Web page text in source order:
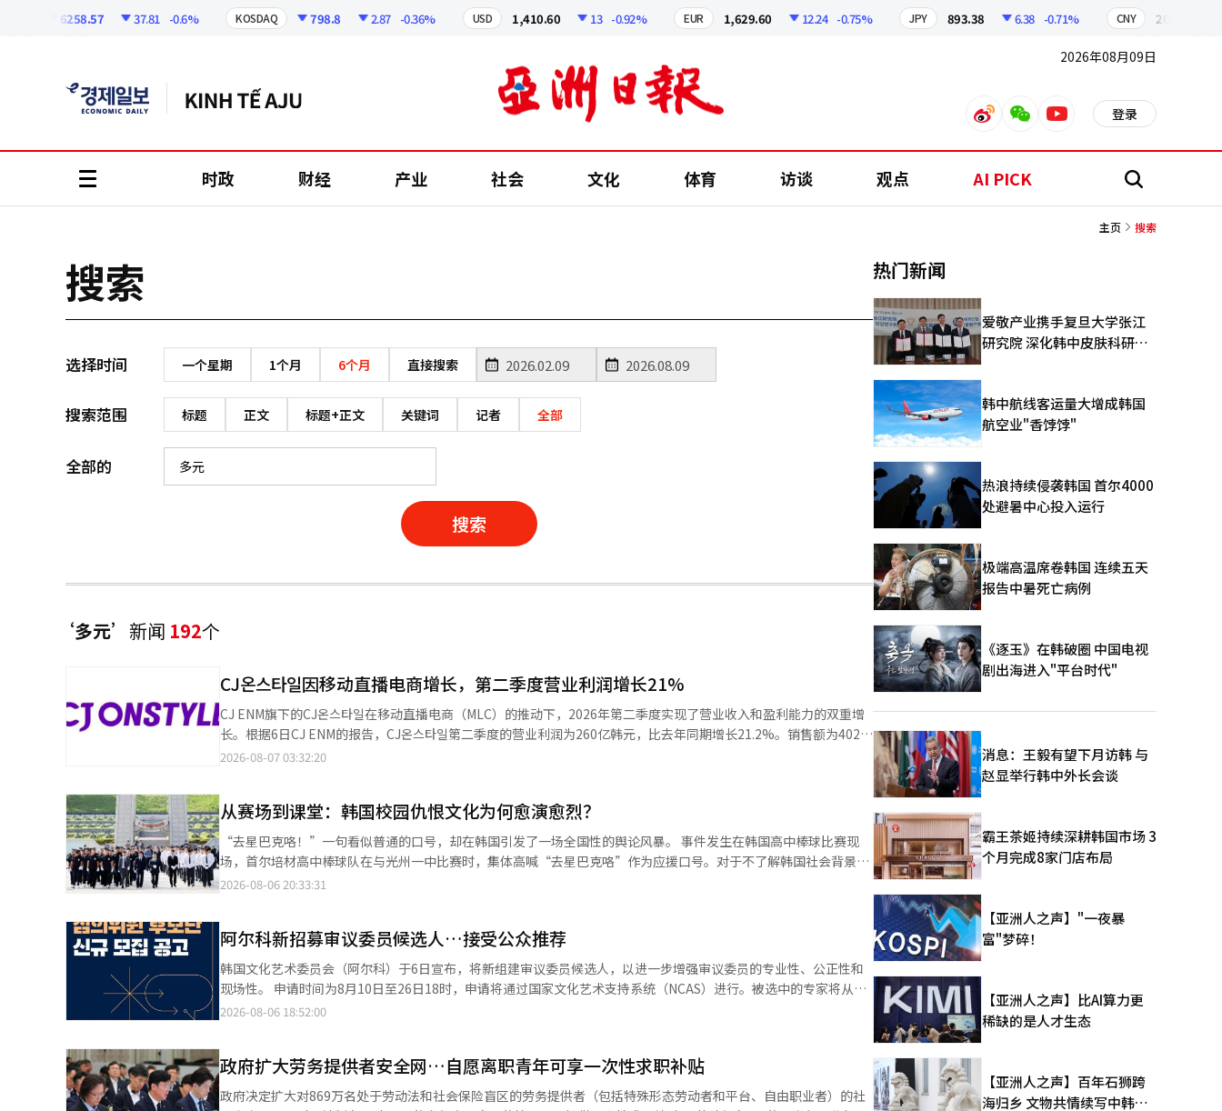
6258.57 37.81 -0.6% KOSDAQ 798.8 2.87 -0.36% USD 1,410.60 13 -0.92% EUR 1,629.60 12.24 -0.75% JPY 893.38 6.38 -0.71% CNY 209.17
2026年08月09日
weiboweixinyoutube 登录
时政 财经 产业 社会 文化 体育 访谈 观点 AI PICK 搜
主页 搜索
搜索
选择时间 一个星期 1个月 6个月 直接搜索
搜索范围 标题 正文 标题+正文 关键词 记者 全部
全部的
搜索
‘多元’ 新闻 192个
CJ온스타일因移动直播电商增长，第二季度营业利润增长21%
CJ ENM旗下的CJ온스타일在移动直播电商（MLC）的推动下，2026年第二季度实现了营业收入和盈利能力的双重增
长。根据6日CJ ENM的报告，CJ온스타일第二季度的营业利润为260亿韩元，比去年同期增长21.2%。销售额为4028
亿韩元，增长4.4%。业绩的改善主要得益于MLC。第二季度MLC的交易额达到1848亿韩元，同比激增161.3%。同
及电影《穿普拉达的女王2》、《月球漫步》、《小黄人》等拥有粉丝基础的知识产权（IP）融入电商内容也取得了
良好效果。公司表示，外部平台接触到内容的客户转移到CJ온스타일应用进行商品购买，形成了良性循环，从而同时
改善了客户基础和购买转化率。从商品类别来看，优质旅行和儿童商品推动了销售增长。同时，健康功能食品和优质
美容商品的布局扩大，强化了以盈利为中心的商品运营，这也被认为是营业利润增长的原因之一。CJ ENM相关人士
表示：“下半年我们将继续扩大平台客户基础，通过内容和音乐IP的业务多元化以及全球分销的扩大，保持盈利改善
2026-08-07 03:32:20
从赛场到课堂：韩国校园仇恨文化为何愈演愈烈？
“去星巴克咯！”一句看似普通的口号，却在韩国引发了一场全国性的舆论风暴。 事件发生在韩国高中棒球比赛现
场，首尔培材高中棒球队在与光州一中比赛时，集体高喊“去星巴克咯”作为应援口号。对于不了解韩国社会背景的
人来说，或许很难理解这句话为何会引发争议。 这一事件之所以点爆舆论，与韩国星巴克的一场营销争议密切相关。
社会争议至今尚未平息。 在这一背景下，培材高中棒球队将“去星巴克咯”作为比赛应援口号，被不少韩国媒体和教
育界人士认为已经超出了普通玩笑的范畴，赤裸裸地揭开了长期积累的校园“仇恨文化”。 近年来，“鳐鱼（홍
어）”“左派（좌빨）”“支那（짱깨）”等带有地域歧视、政治攻击、性别偏见乃至种族歧视色彩的网络词汇，正
越来越频繁地出现在韩国中小学课堂。 这些词语大多起源于韩国部分极右翼网络社区，具有鲜明的政治和社会语境。
但在校园中，它们却逐渐脱离原有背景，被不少学生当作网络流行语、同学之间的玩笑甚至日常口头禅使用。 以“鳐
原本是韩国全罗道地区具有代表性的传统食品，但自2000年代后期开始，在韩国极右翼网络社区“日刊Best收藏
所”（ILBE）中，“鳐鱼”逐渐演变成针对全罗道居民的侮辱性称呼，借用发酵鳐鱼气味浓烈的特点进行地域羞辱。
韩国法院过去也曾多次认定，在特定语境下使用“鳐鱼”属于侮辱性表达。 值得警惕的是，当这些原本具有强烈攻击
2026-08-06 20:33:31
阿尔科新招募审议委员候选人…接受公众推荐
韩国文化艺术委员会（阿尔科）于6日宣布，将新组建审议委员候选人，以进一步增强审议委员的专业性、公正性和
现场性。 申请时间为8月10日至26日18时，申请将通过国家文化艺术支持系统（NCAS）进行。被选中的专家将从
2027年支持项目征集开始，在未来三年内担任阿尔科项目的审议、评估和咨询委员会成员。 此次招募为扩大现场专
内的多样活动累计达到10年以上，也可申请。如果在最近五年内有卓越的现场性和专业性表现，也将被视为具备同等
资格。 同时，公众推荐制度允许任何人在8月21日前进行推荐。被推荐的专家需在8月26日前在国家文化艺术支持系
2026-08-06 18:52:00
政府扩大劳务提供者安全网…自愿离职青年可享一次性求职补贴
政府决定扩大对869万名处于劳动法和社会保险盲区的劳务提供者（包括特殊形态劳动者和平台、自由职业者）的社
热门新闻
爱敬产业携手复旦大学张江
研究院 深化韩中皮肤科研合
韩中航线客运量大增成韩国
航空业"香饽饽"
热浪持续侵袭韩国 首尔4000
处避暑中心投入运行
极端高温席卷韩国 连续五天
报告中暑死亡病例
《逐玉》在韩破圈 中国电视
剧出海进入"平台时代"
消息：王毅有望下月访韩 与
赵显举行韩中外长会谈
霸王茶姬持续深耕韩国市场 3
个月完成8家门店布局
【亚洲人之声】"一夜暴
富"梦碎！
【亚洲人之声】比AI算力更
稀缺的是人才生态
【亚洲人之声】百年石狮跨
海归乡 文物共情续写中韩人